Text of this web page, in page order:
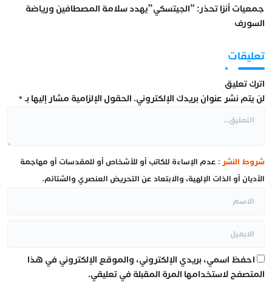
جمعيات أنزا تحذر: “الجيتسكي”يهدد سلامة المصطافين ورياضة
السورف
تعليقات
اترك تعليق
لن يتم نشر عنوان بريدك الإلكتروني. الحقول الإلزامية مشار إليها بـ*
شروط النشر : عدم الإساءة للكاتب أو للأشخاص أو للمقدسات أو مهاجمة
الأديان أو الذات الإلهية، والابتعاد عن التحريض العنصري والشتائم.
احفظ اسمي، بريدي الإلكتروني، والموقع الإلكتروني في هذا
المتصفح لاستخدامها المرة المقبلة في تعليقي.